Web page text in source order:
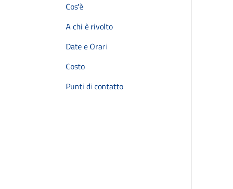
Cos'è
A chi è rivolto
Date e Orari
Costo
Punti di contatto